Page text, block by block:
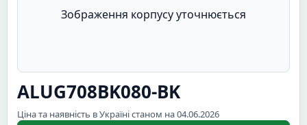
Зображення корпусу уточнюється
ALUG708BK080-BK
Ціна та наявність в Україні станом на 04.06.2026